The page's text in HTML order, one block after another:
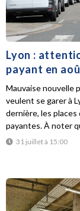
Lyon :
payant en
31 juillet à 15:00
Mauvaise nouvelle
veulent se garer à
dernière, les
payantes. À noter